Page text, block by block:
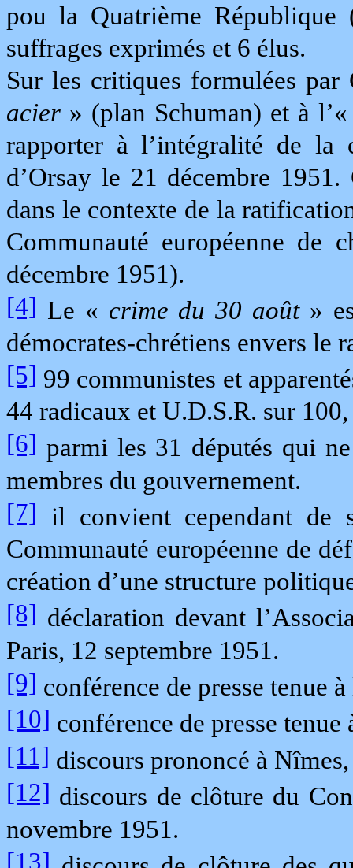
pou la Quatrième République
suffrages exprimés et 6 élus.
Sur les critiques formulées
acier » (plan Schuman) et à
rapporter à l’intégralité de la
d’Orsay le 21 décembre
dans le contexte de la
Communauté européenne de
décembre 1951).
[4] Le « crime du 30 août »
démocrates-chrétiens envers le
[5] 99 communistes et
44 radicaux et U.D.S.R. sur
[6] parmi les 31 députés qui
membres du gouvernement.
[7] il convient cependant de
Communauté européenne de
création d’une structure
[8] déclaration devant
Paris, 12 septembre 1951.
[9] conférence de presse tenue
[10] conférence de presse
[11] discours prononcé à
[12] discours de clôture du
novembre 1951.
[13]